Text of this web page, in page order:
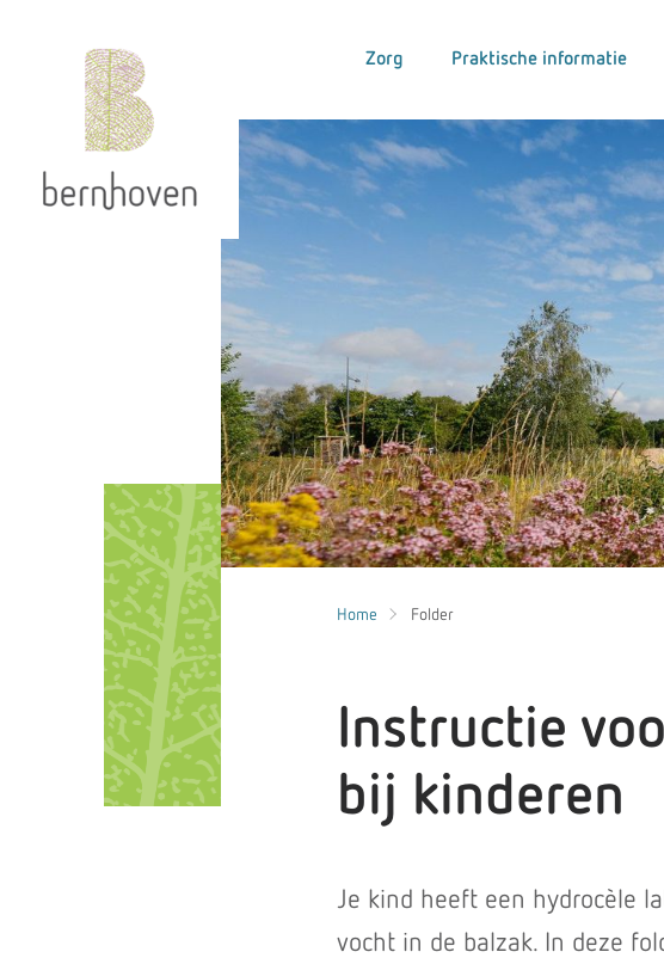
Zorg Praktische informatie
Home Folder
Instructie
bij kinderen
Je kind heeft een hydrocèle
vocht in de balzak. In deze